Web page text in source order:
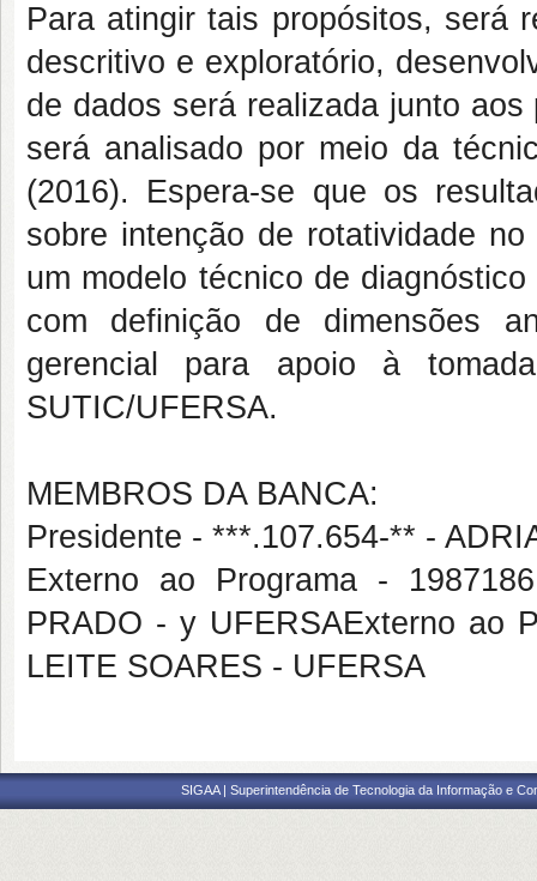
Para atingir tais propósitos, será
descritivo e exploratório,
de dados será realizada junto
será analisado por meio da
(2016). Espera-se que os
sobre intenção de rotatividade
um modelo técnico de
com definição de dimensões
gerencial para apoio à
SUTIC/UFERSA.
MEMBROS DA BANCA:
Presidente - ***.107.654-** -
Externo ao Programa -
PRADO - y UFERSAExterno ao
LEITE SOARES - UFERSA
SIGAA | Superintendência de Tecnologia da Informação e